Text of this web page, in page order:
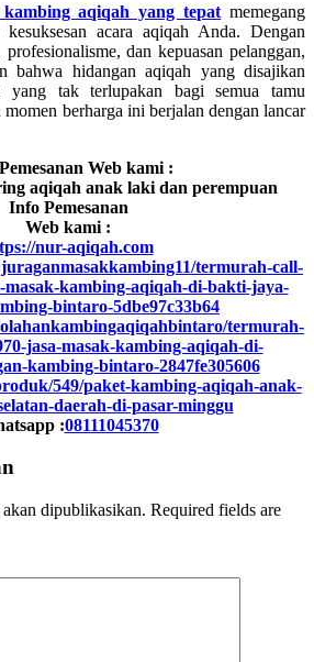
aqiqah yang tepat memegang
acara aqiqah Anda. Dengan
dan kepuasan pelanggan,
bahwa hidangan aqiqah yang disajikan
yang tak terlupakan bagi semua tamu
berharga ini berjalan dengan lancar
Web kami :
aqiqah anak laki dan perempuan
Info Pemesanan
Web kami :
nur-aqiqah.com
termurah-call-
masak-kambing-aqiqah-di-bakti-jaya-
bintaro-5dbe97c33b64
termurah-
jasa-masak-kambing-aqiqah-di-
kambing-bintaro-2847fe305606
549/paket-kambing-aqiqah-anak-
daerah-di-pasar-minggu
:08111045370
dipublikasikan. Required fields are